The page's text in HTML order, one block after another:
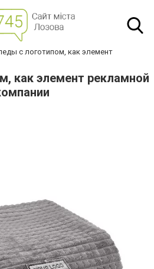
с логотипом, как элемент
как элемент рекламной